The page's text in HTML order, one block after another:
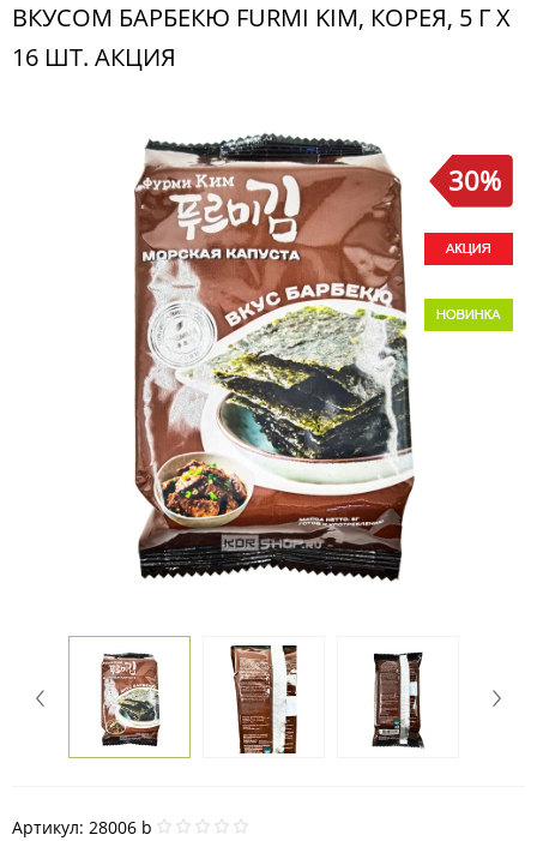
ВКУСОМ БАРБЕКЮ FURMI KIM, КОРЕЯ, 5 Г Х
16 ШТ. АКЦИЯ
30%
Артикул: 28006 b